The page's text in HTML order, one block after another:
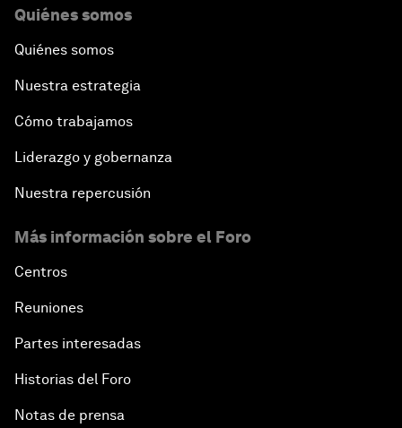
Quiénes somos
Quiénes somos
Nuestra estrategia
Cómo trabajamos
Liderazgo y gobernanza
Nuestra repercusión
Más información sobre el Foro
Centros
Reuniones
Partes interesadas
Historias del Foro
Notas de prensa